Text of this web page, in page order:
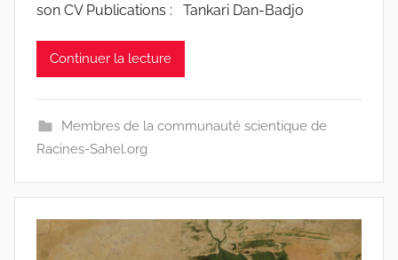
c
n
e
-
son CV Publications : Tankari Dan-Badjo
Continuer la lecture
Membres de la communauté scientique de
Racines-Sahel.org